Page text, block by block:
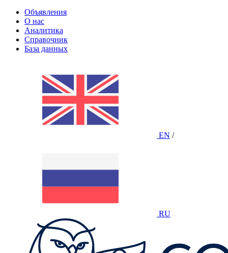
Объявления
О нас
Аналитика
Справочник
База данных
EN /
RU